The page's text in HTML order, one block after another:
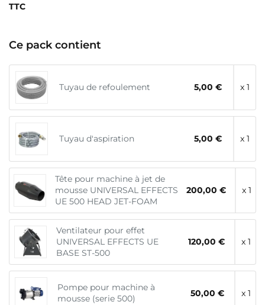
TTC
Ce pack contient
Tuyau de refoulement 5,00 € x 1
Tuyau d'aspiration 5,00 € x 1
Tête pour machine à jet de
mousse UNIVERSAL EFFECTS
UE 500 HEAD JET-FOAM
200,00 € x 1
Ventilateur pour effet
UNIVERSAL EFFECTS UE
BASE ST-500
120,00 € x 1
Pompe pour machine à
mousse (serie 500)
50,00 € x 1